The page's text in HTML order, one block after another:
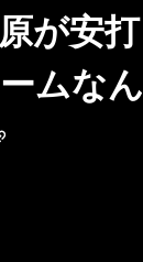
が安
ムなん